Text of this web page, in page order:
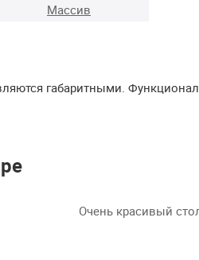
Массив
габаритными.
Очень красивый